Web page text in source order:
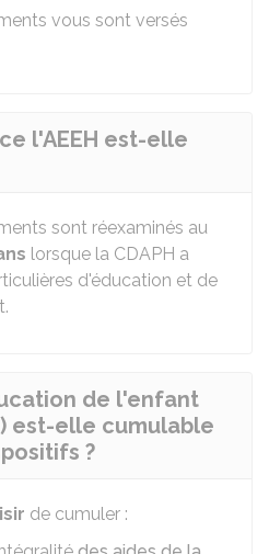
vous sont versés
l'AEEH est-elle
sont réexaminés au
lorsque la CDAPH a
d'éducation et de
de l'enfant
est-elle cumulable
?
de cumuler :